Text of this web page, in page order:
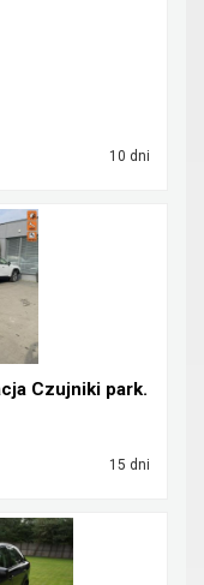
10 dni
Czujniki park.
15 dni